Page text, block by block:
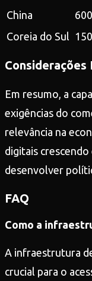
China
600
Coreia do Sul
150
Considerações
Em resumo, a
exigências do
relevância na
digitais
desenvolver
FAQ
Como a
A infraestrutura
crucial para o